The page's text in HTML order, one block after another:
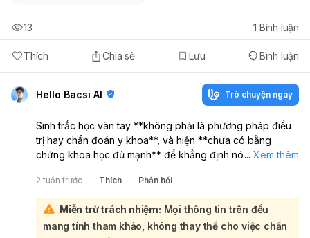
Thích Chia sẻ Lưu Bình luận
13 1 Bình luận
Hello Bacsi AI Trò chuyện ngay
Sinh trắc học vân tay **không phải là phương pháp điều
trị hay chẩn đoán y khoa**, và hiện **chưa có bằng
chứng khoa học đủ mạnh** để khẳng định nó giúp “dạy
gia đình muốn thử thì chỉ nên xem như **một công cụ
tham khảo**, không nên kỳ vọng quá nhiều:
Về việc trẻ “lì lợm”, thường hiệu quả hơn là:thiết lập nề
nếp rõ ràng, khen thưởng hành vi tốt, quy tắc ngắn
... Xem thêm
2 tuần trước Thích Phản hồi
Miễn trừ trách nhiệm: Mọi thông tin trên đều
mang tính tham khảo, không thay thế cho việc chẩn